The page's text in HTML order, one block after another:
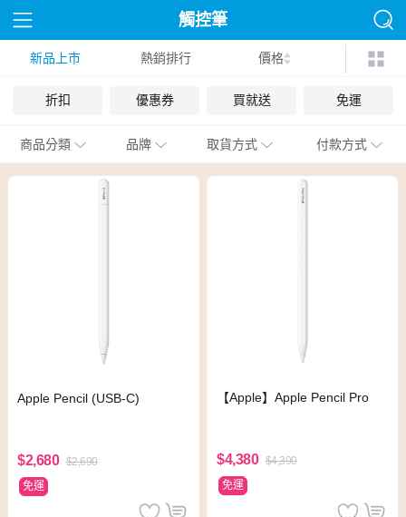
觸控筆
新品上市 熱銷排行 價格
折扣 優惠券 買就送 免運
商品分類 品牌 取貨方式 付款方式
Apple Pencil (USB-C)
$2,680 $2,690
免運
【Apple】Apple Pencil Pro
$4,380 $4,390
免運